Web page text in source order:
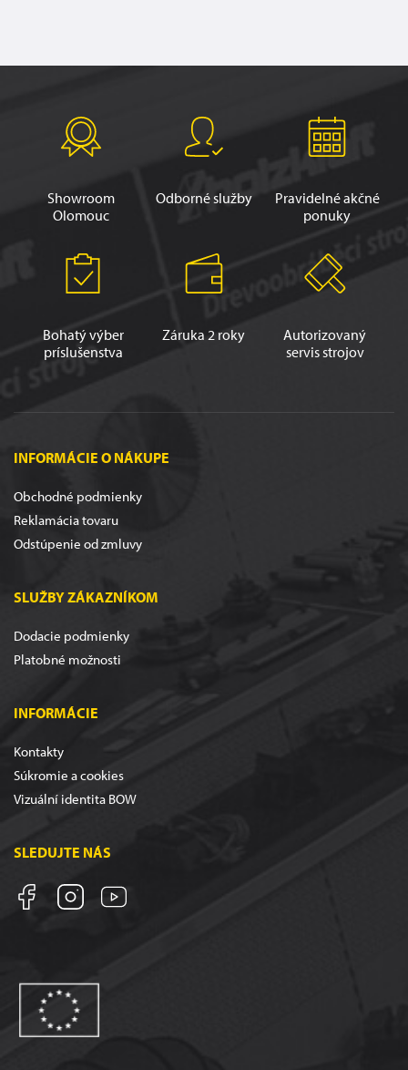
Showroom
Olomouc
Odborné služby
Pravidelné akčné
ponuky
Bohatý výber
príslušenstva
Záruka 2 roky
Autorizovaný
servis strojov
INFORMÁCIE O NÁKUPE
Obchodné podmienky
Reklamácia tovaru
Odstúpenie od zmluvy
SLUŽBY ZÁKAZNÍKOM
Dodacie podmienky
Platobné možnosti
INFORMÁCIE
Kontakty
Súkromie a cookies
Vizuální identita BOW
SLEDUJTE NÁS